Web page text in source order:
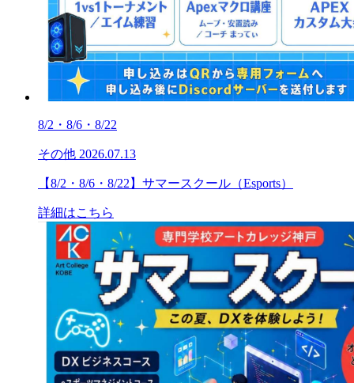
8/2・8/6・8/22
その他 2026.07.13
【8/2・8/6・8/22】サマースクール（Esports）
詳細はこちら